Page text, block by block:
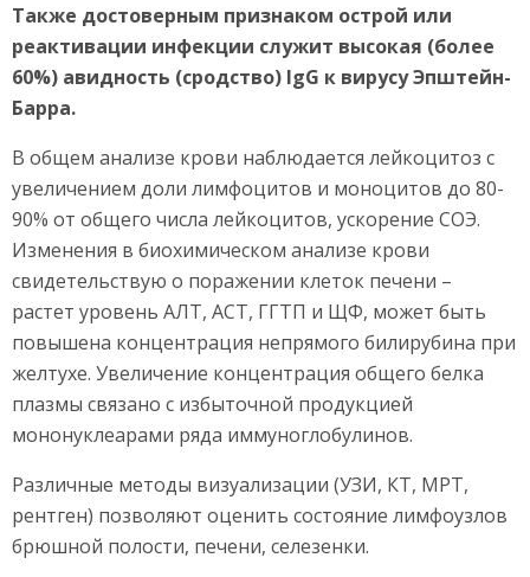
Также достоверным признаком острой или
реактивации инфекции служит высокая (более
60%) авидность (сродство) IgG к вирусу Эпштейн-
Барра.
В общем анализе крови наблюдается лейкоцитоз с
увеличением доли лимфоцитов и моноцитов до 80-
90% от общего числа лейкоцитов, ускорение СОЭ.
Изменения в биохимическом анализе крови
свидетельствую о поражении клеток печени –
растет уровень АЛТ, АСТ, ГГТП и ЩФ, может быть
повышена концентрация непрямого билирубина при
желтухе. Увеличение концентрация общего белка
плазмы связано с избыточной продукцией
мононуклеарами ряда иммуноглобулинов.
Различные методы визуализации (УЗИ, КТ, МРТ,
рентген) позволяют оценить состояние лимфоузлов
брюшной полости, печени, селезенки.